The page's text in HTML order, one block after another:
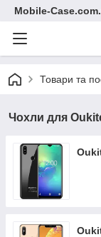
Mobile-
Товари та
Чохли для